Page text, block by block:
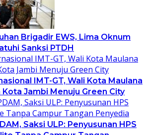
Brigadir EWS, Lima Oknum
Sanksi PTDH
IMT-GT, Wali Kota Maulana
Jambi Menuju Green City
Saksi ULP: Penyusunan HPS